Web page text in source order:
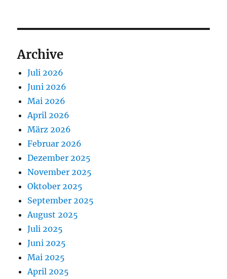
Archive
Juli 2026
Juni 2026
Mai 2026
April 2026
März 2026
Februar 2026
Dezember 2025
November 2025
Oktober 2025
September 2025
August 2025
Juli 2025
Juni 2025
Mai 2025
April 2025